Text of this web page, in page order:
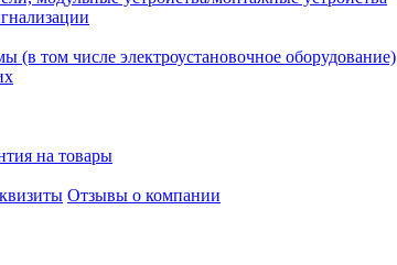
(в том числе электроустановочное оборудование)
на товары
Отзывы о компании